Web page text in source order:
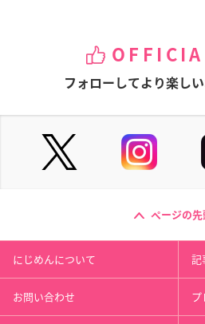
フォローしてより楽し
ページの先
にじめんについて 記
お問い合わせ プ